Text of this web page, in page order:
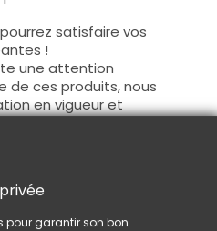
satisfaire vos
!
une attention
de ces produits, nous
en vigueur et
de nos produits.
sécurité d'utilisation
pour garantir son bon